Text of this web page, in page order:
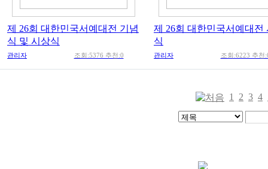
제 26회 대한민국서예대전 기념
식 및 시상식
관리자 조회:5376 추천:0
제 26회 대한민국서예대전
식
관리자 조회:6223 추천
1 2 3 4